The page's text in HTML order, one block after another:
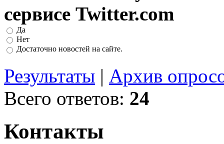
сервисе Twitter.com
Да
Нет
Достаточно новостей на сайте.
Результаты | Архив
Всего ответов: 24
Контакты